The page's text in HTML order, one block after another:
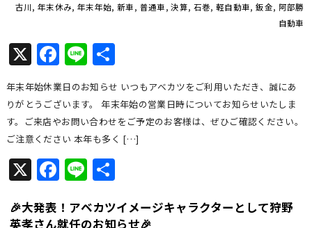
古川, 年末休み,年末年始,新車, 普通車,決算, 石巻,軽自動車,鈑金, 阿部勝
自動車
X Facebook
Line共
有
年末年始休業日のお知らせ いつもアベカツをご利用いただき、誠にあ
りがとうございます。 年末年始の営業日時についてお知らせいたしま
す。ご来店やお問い合わせをご予定のお客様は、ぜひご確認ください。
ご注意ください 本年も多く […]
X Facebook
Line共
🎉大発表！アベカツイメージキャラクターとして狩野
英孝さん就任のお知らせ🎉